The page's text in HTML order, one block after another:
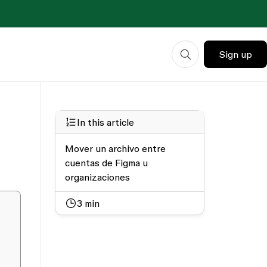
Sign up
In this article
Mover un archivo entre
cuentas de Figma u
organizaciones
3 min